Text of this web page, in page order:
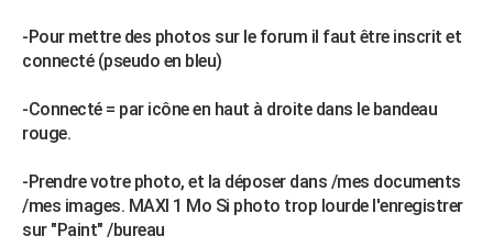
-Pour mettre des photos sur le forum il faut être inscrit et
connecté (pseudo en bleu)
-Connecté = par icône en haut à droite dans le bandeau
rouge.
-Prendre votre photo, et la déposer dans /mes documents
/mes images. MAXI 1 Mo Si photo trop lourde l'enregistrer
sur "Paint" /bureau